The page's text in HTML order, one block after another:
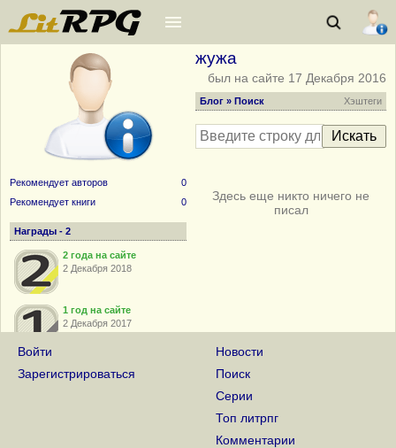
Рекомендует авторов
0
Рекомендует книги
0
Награды - 2
2 года на сайте
2 Декабря 2018
1 год на сайте
2 Декабря 2017
жужа
был на сайте 17 Декабря 2016
Блог » Поиск Хэштеги
Здесь еще никто ничего не
писал
Войти
Зарегистрироваться
Новости
Поиск
Серии
Топ литрпг
Комментарии